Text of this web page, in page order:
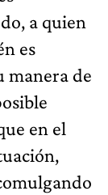
a quien
es
manera de
en el